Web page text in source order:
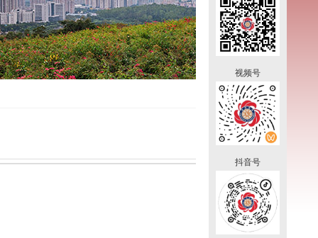
视频号
抖音号